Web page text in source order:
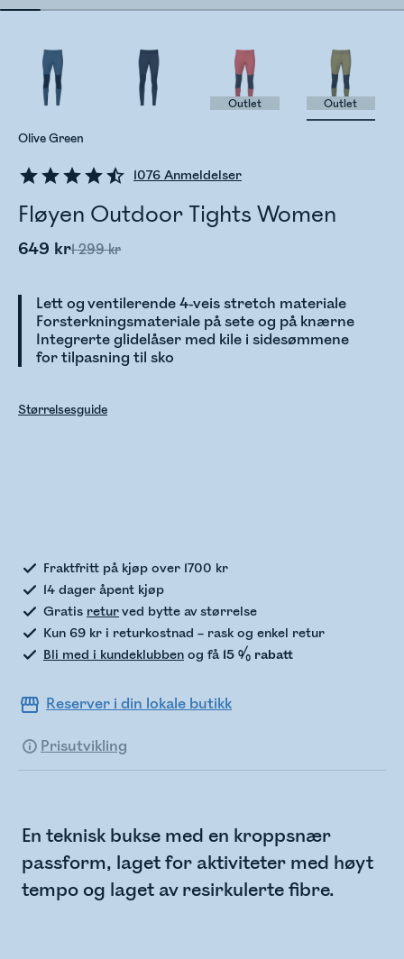
1076 Anmeldelser
Fløyen Outdoor Tights Women
649 kr1 299 kr
Lett og ventilerende 4-veis stretch materiale
Forsterkningsmateriale på sete og på knærne
Integrerte glidelåser med kile i sidesømmene
for tilpasning til sko
Olive Green
Outlet Outlet
Størrelsesguide
Fraktfritt på kjøp over 1700 kr
14 dager åpent kjøp
Gratis returved bytte av størrelse
Kun 69 kr i returkostnad – rask og enkel retur
Bli med i kundeklubben og få 15 % rabatt
Reserver i din lokale butikk
Prisutvikling
En teknisk bukse med en kroppsnær
passform, laget for aktiviteter med høyt
tempo og laget av resirkulerte fibre.